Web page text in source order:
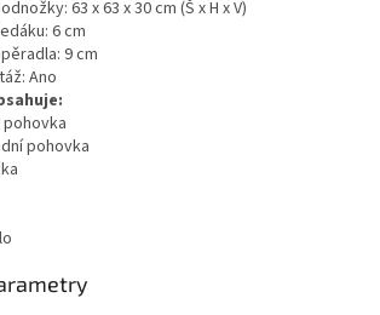
63 x 63 x 30 cm (Š x H x V)
6 cm
9 cm
Ano
pohovka
pohovka